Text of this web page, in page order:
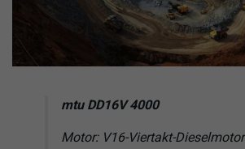
mtu DD16V 4000
Motor: V16-Viertakt-Dieselmotor